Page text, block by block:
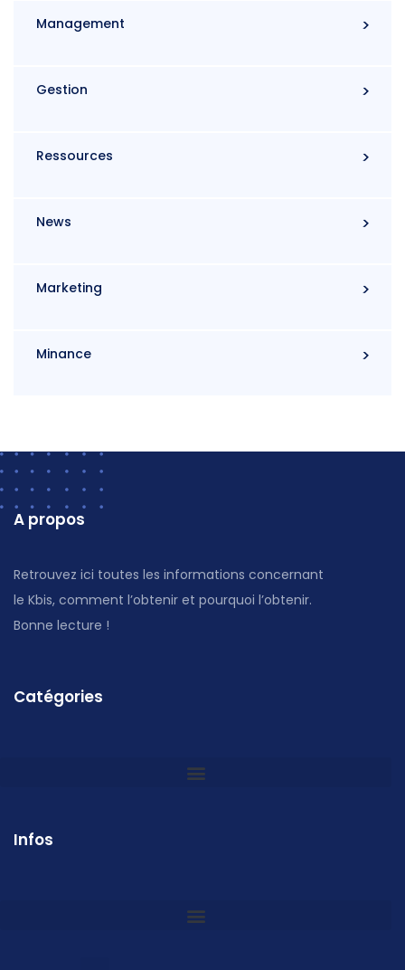
Management
Gestion
Ressources
News
Marketing
Minance
A propos
Retrouvez ici toutes les informations concernant
le Kbis, comment l’obtenir et pourquoi l’obtenir.
Bonne lecture !
Catégories
Infos